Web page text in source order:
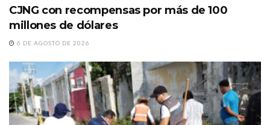
CJNG con recompensas por más de 100
millones de dólares
6 DE AGOSTO DE 2026